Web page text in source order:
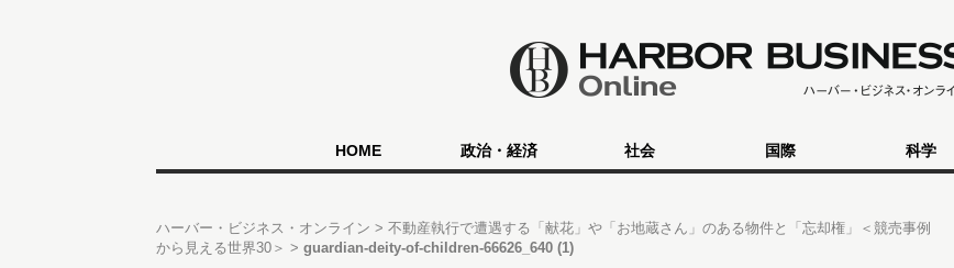
HOME 政治・経済 社会 国際 科学
ハーバー・ビジネス・オンライン
不動産執行で遭遇する「献花」や「お地蔵さん」のある物件と「忘却権」＜競売事例
から見える世界30＞
guardian-deity-of-children-66626_640 (1)